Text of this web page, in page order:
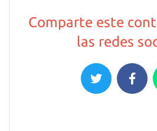
Comparte este
las redes